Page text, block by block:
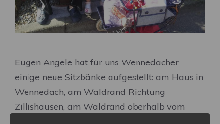
Eugen Angele hat für uns Wennedacher
einige neue Sitzbänke aufgestellt: am Haus in
Wennedach, am Waldrand Richtung
Zillishausen, am Waldrand oberhalb vom